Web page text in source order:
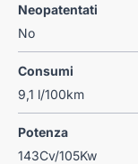
Neopatentati
No
Consumi
9,1 l/100km
Potenza
143Cv/105Kw